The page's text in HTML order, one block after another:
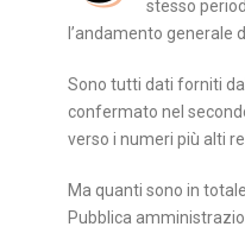
stesso
l’andamento generale
Sono tutti dati forniti
confermato nel
verso i numeri più alti
Ma quanti sono in
Pubblica